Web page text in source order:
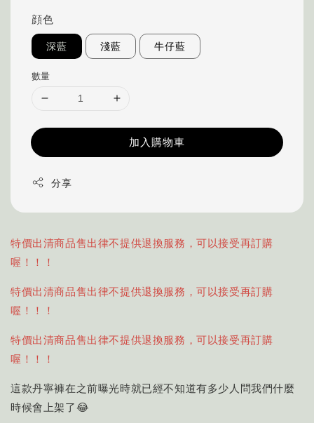
顔色
深藍 淺藍 牛仔藍
數量
加入購物車
分享
特價出清商品售出律不提供退換服務，可以接受再訂購
喔！！！
特價出清商品售出律不提供退換服務，可以接受再訂購
喔！！！
特價出清商品售出律不提供退換服務，可以接受再訂購
喔！！！
這款丹寧褲在之前曝光時就已經不知道有多少人問我們什麼
時候會上架了😂